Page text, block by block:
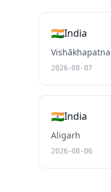
🇮🇳India
2026-08-07
🇮🇳India
Aligarh
2026-08-06